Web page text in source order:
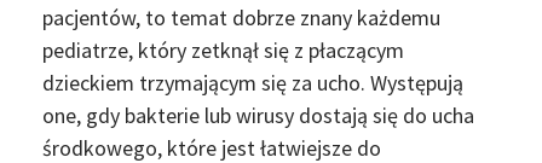
pacjentów, to temat dobrze znany każdemu
pediatrze, który zetknął się z płaczącym
dzieckiem trzymającym się za ucho. Występują
one, gdy bakterie lub wirusy dostają się do ucha
środkowego, które jest łatwiejsze do